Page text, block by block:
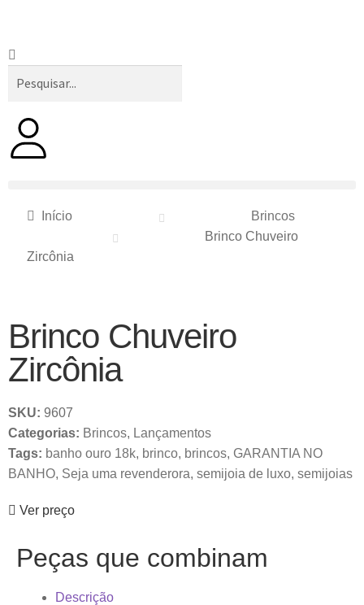
Início
Brincos
Brinco Chuveiro
Zircônia
Brinco Chuveiro
Zircônia
SKU: 9607
Categorias: Brincos, Lançamentos
Tags: banho ouro 18k, brinco, brincos, GARANTIA NO
BANHO, Seja uma revenderora, semijoia de luxo, semijoias
Ver preço
Peças que combinam
Descrição